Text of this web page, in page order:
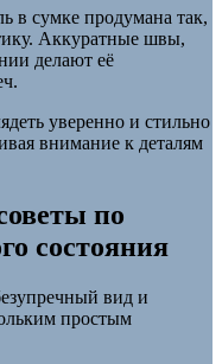
в сумке продумана так,
Аккуратные швы,
делают её
уверенно и стильно
внимание к деталям
по
состояния
вид и
простым